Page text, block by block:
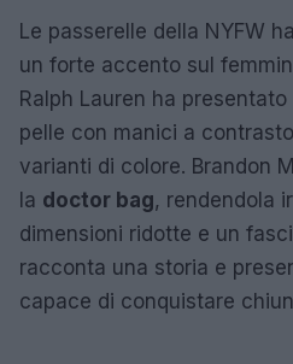
Le passerelle della NYFW
un forte accento sul
Ralph Lauren ha presentato
pelle con manici a
varianti di colore. Brandon
la doctor bag, rendendola
dimensioni ridotte e un
racconta una storia e
capace di conquistare